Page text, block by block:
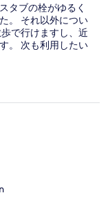
タブの栓がゆるく
。 それ以外につい
で行けますし、近
。 次も利用したい